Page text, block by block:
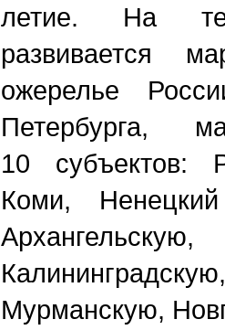
летие. На
развивается
ожерелье
Петербурга,
10 субъектов:
Коми,
Мурманскую,